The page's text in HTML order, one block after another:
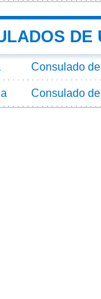
DE
Consulado
Consulado